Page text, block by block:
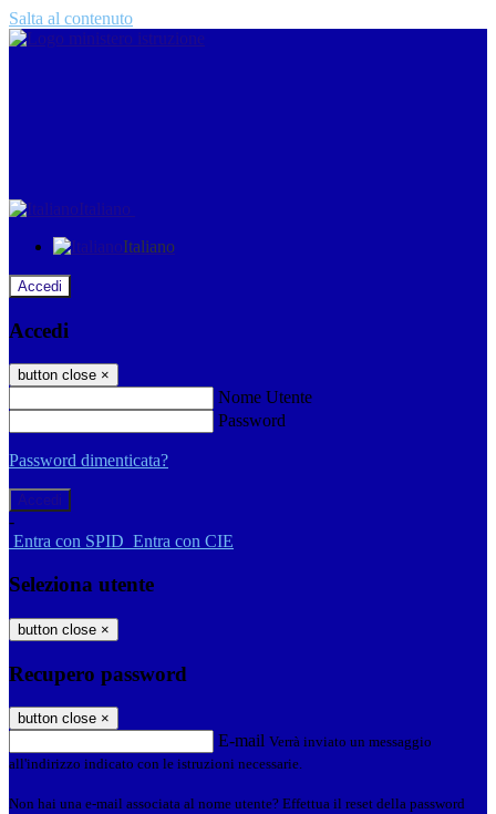
Salta al contenuto
Italiano
Italiano
Accedi
Accedi
button close ×
Nome Utente
Password
Password dimenticata?
-
Entra con SPID Entra con CIE
Seleziona utente
button close ×
Recupero password
button close ×
E-mail Verrà inviato un messaggio
all'indirizzo indicato con le istruzioni necessarie.
Non hai una e-mail associata al nome utente? Effettua il reset della password